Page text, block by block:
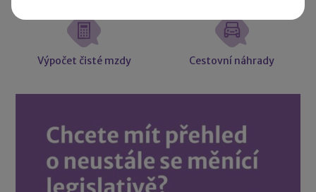
Výpočet čisté mzdy Cestovní náhrady